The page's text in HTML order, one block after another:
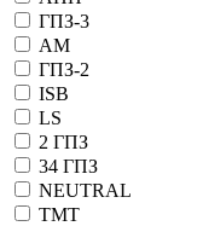
ГПЗ-3
АМ
ГПЗ-2
ISB
LS
2 ГПЗ
34 ГПЗ
NEUTRAL
TMT